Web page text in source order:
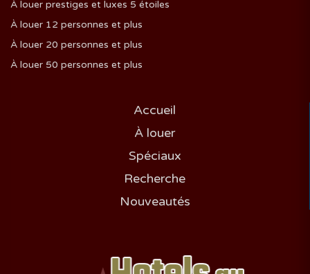
À louer prestiges et luxes 5 étoiles
À louer 12 personnes et plus
À louer 20 personnes et plus
À louer 50 personnes et plus
Accueil
À louer
Spéciaux
Recherche
Nouveautés